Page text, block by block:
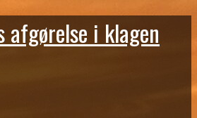
i klagen